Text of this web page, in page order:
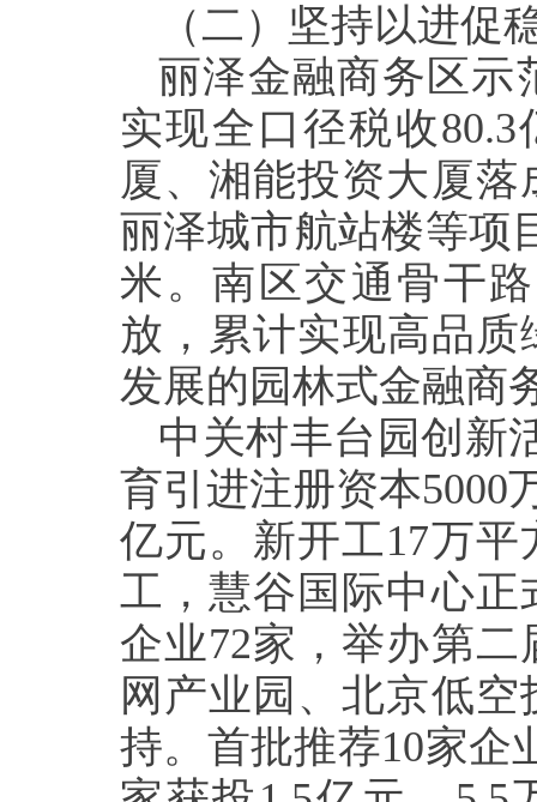
（二）坚持以进促
丽泽金融商务区示
实现全口径税收
厦、湘能投资大厦
丽泽城市航站楼等项
米。南区交通骨干
放，累计实现高品质
发展的园林式金融商
中关村丰台园创新
育引进注册资本5000
亿元。新开工17万
工，慧谷国际中心
企业72家，举办第
网产业园、北京低
持。首批推荐10家企